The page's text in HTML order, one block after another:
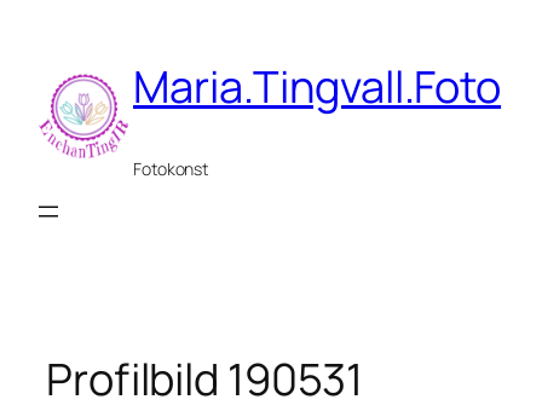
innehåll
Maria.Tingvall.Foto
Fotokonst
Profilbild 190531